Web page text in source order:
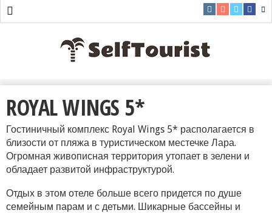
ROYAL WINGS 5*
Гостиничный комплекс Royal Wings 5* располагается в
близости от пляжа в туристическом местечке Лара.
Огромная живописная территория утопает в зелени и
обладает развитой инфраструктурой.
Отдых в этом отеле больше всего придется по душе
семейным парам и с детьми. Шикарные бассейны и